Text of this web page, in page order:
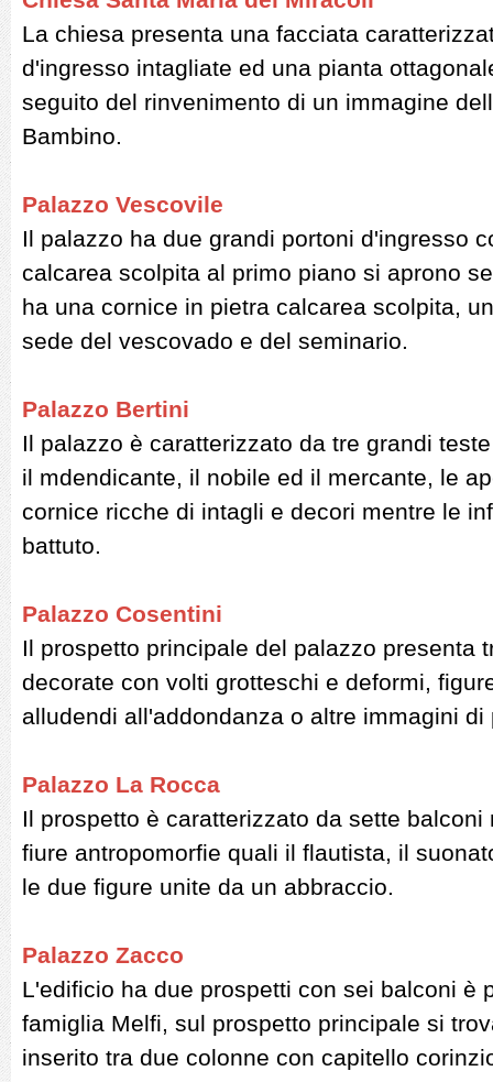
La chiesa presenta una facciata
d'ingresso intagliate ed una pianta
seguito del rinvenimento di un immagine
Bambino.
Palazzo Vescovile
Il palazzo ha due grandi portoni d'ingresso
calcarea scolpita al primo piano si aprono
ha una cornice in pietra calcarea scolpita,
sede del vescovado e del seminario.
Palazzo Bertini
Il palazzo è caratterizzato da tre grandi
il mdendicante, il nobile ed il mercante, le
cornice ricche di intagli e decori mentre le
battuto.
Palazzo Cosentini
Il prospetto principale del palazzo presenta
decorate con volti grotteschi e deformi,
alludendi all'addondanza o altre immagini
Palazzo La Rocca
Il prospetto è caratterizzato da sette
fiure antropomorfie quali il flautista, il
le due figure unite da un abbraccio.
Palazzo Zacco
L'edificio ha due prospetti con sei balconi è
famiglia Melfi, sul prospetto principale si
inserito tra due colonne con capitello